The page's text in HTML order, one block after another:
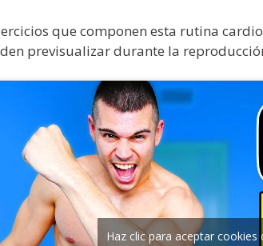
que componen esta rutina
previsualizar durante la
Haz clic para aceptar cookies